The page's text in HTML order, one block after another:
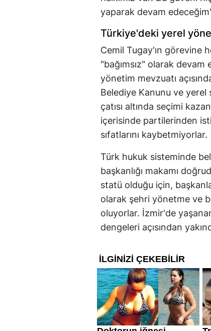
yaparak devam
Türkiye'deki yerel
Cemil Tugay'ın görevine
"bağımsız" olarak devam
yönetim mevzuatı
Belediye Kanunu ve
çatısı altında seçimi
içerisinde partilerinden
sıfatlarını kaybetmiyorlar.
Türk hukuk sisteminde
başkanlığı makamı
statü olduğu için,
olarak şehri yönetme ve
oluyorlar. İzmir'de
dengeleri açısından